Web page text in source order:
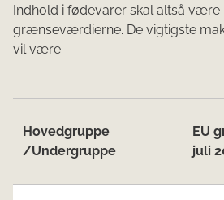
Indhold i fødevarer skal altså være
grænseværdierne. De vigtigste
vil være:
Hovedgruppe
/Undergruppe
EU
juli